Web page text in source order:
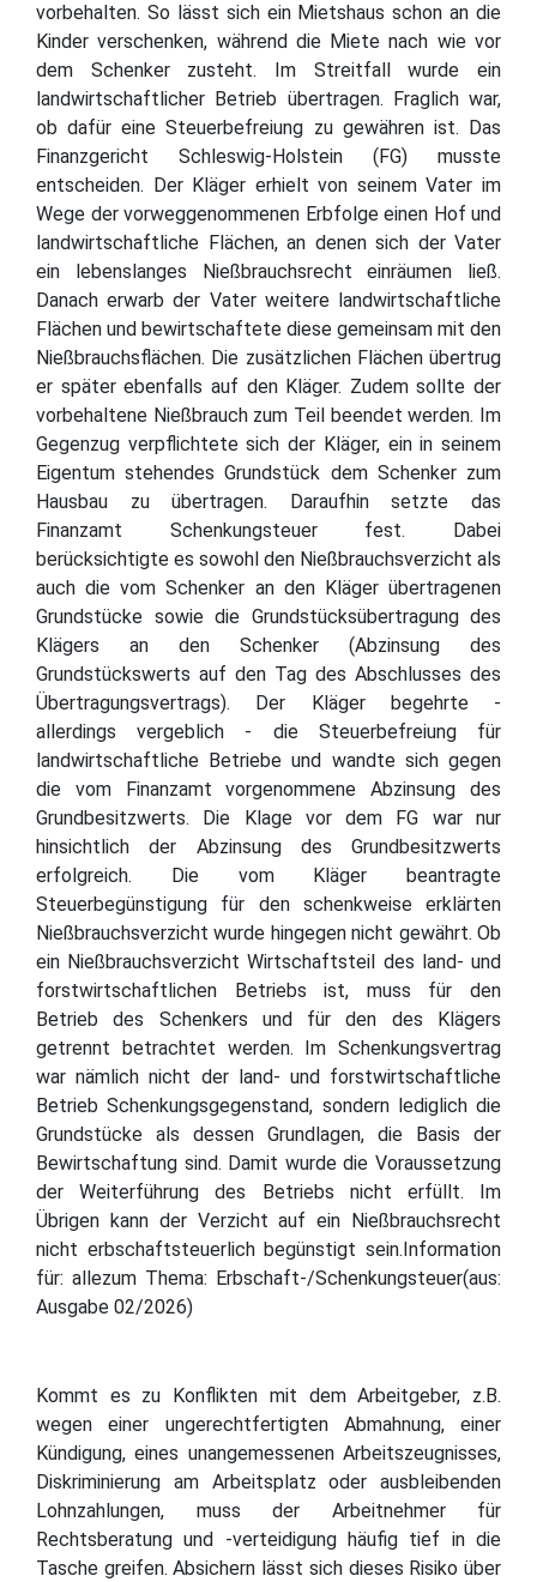
vorbehalten. So lässt sich ein Mietshaus schon an die
Kinder verschenken, während die Miete nach wie vor
dem Schenker zusteht. Im Streitfall wurde ein
landwirtschaftlicher Betrieb übertragen. Fraglich war,
ob dafür eine Steuerbefreiung zu gewähren ist. Das
Finanzgericht Schleswig-Holstein (FG) musste
entscheiden. Der Kläger erhielt von seinem Vater im
Wege der vorweggenommenen Erbfolge einen Hof und
landwirtschaftliche Flächen, an denen sich der Vater
ein lebenslanges Nießbrauchsrecht einräumen ließ.
Danach erwarb der Vater weitere landwirtschaftliche
Flächen und bewirtschaftete diese gemeinsam mit den
Nießbrauchsflächen. Die zusätzlichen Flächen übertrug
er später ebenfalls auf den Kläger. Zudem sollte der
vorbehaltene Nießbrauch zum Teil beendet werden. Im
Gegenzug verpflichtete sich der Kläger, ein in seinem
Eigentum stehendes Grundstück dem Schenker zum
Hausbau zu übertragen. Daraufhin setzte das
Finanzamt Schenkungsteuer fest. Dabei
berücksichtigte es sowohl den Nießbrauchsverzicht als
auch die vom Schenker an den Kläger übertragenen
Grundstücke sowie die Grundstücksübertragung des
Klägers an den Schenker (Abzinsung des
Grundstückswerts auf den Tag des Abschlusses des
Übertragungsvertrags). Der Kläger begehrte -
allerdings vergeblich - die Steuerbefreiung für
landwirtschaftliche Betriebe und wandte sich gegen
die vom Finanzamt vorgenommene Abzinsung des
Grundbesitzwerts. Die Klage vor dem FG war nur
hinsichtlich der Abzinsung des Grundbesitzwerts
erfolgreich. Die vom Kläger beantragte
Steuerbegünstigung für den schenkweise erklärten
Nießbrauchsverzicht wurde hingegen nicht gewährt. Ob
ein Nießbrauchsverzicht Wirtschaftsteil des land- und
forstwirtschaftlichen Betriebs ist, muss für den
Betrieb des Schenkers und für den des Klägers
getrennt betrachtet werden. Im Schenkungsvertrag
war nämlich nicht der land- und forstwirtschaftliche
Betrieb Schenkungsgegenstand, sondern lediglich die
Grundstücke als dessen Grundlagen, die Basis der
Bewirtschaftung sind. Damit wurde die Voraussetzung
der Weiterführung des Betriebs nicht erfüllt. Im
Übrigen kann der Verzicht auf ein Nießbrauchsrecht
nicht erbschaftsteuerlich begünstigt sein.Information
für: allezum Thema: Erbschaft-/Schenkungsteuer(aus:
Ausgabe 02/2026)
Kommt es zu Konflikten mit dem Arbeitgeber, z.B.
wegen einer ungerechtfertigten Abmahnung, einer
Kündigung, eines unangemessenen Arbeitszeugnisses,
Diskriminierung am Arbeitsplatz oder ausbleibenden
Lohnzahlungen, muss der Arbeitnehmer für
Rechtsberatung und -verteidigung häufig tief in die
Tasche greifen. Absichern lässt sich dieses Risiko über